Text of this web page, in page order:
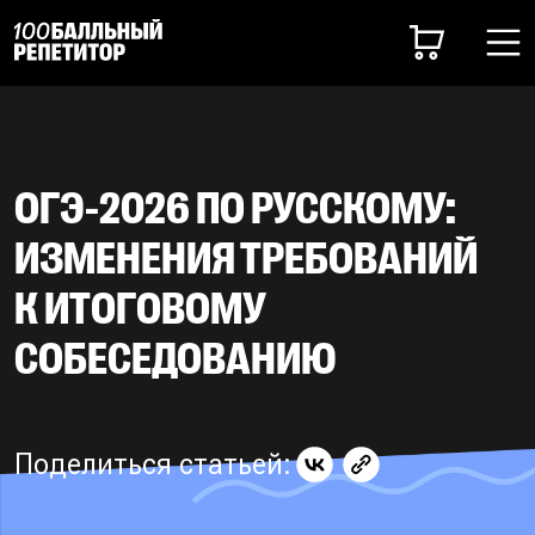
ОГЭ-2026 ПО РУССКОМУ:
ИЗМЕНЕНИЯ ТРЕБОВАНИЙ
К ИТОГОВОМУ
СОБЕСЕДОВАНИЮ
Поделиться статьей: